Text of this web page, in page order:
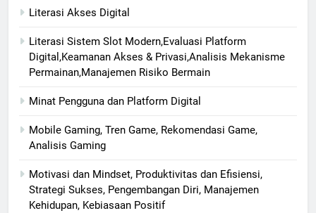
Literasi Akses Digital
Literasi Sistem Slot Modern,Evaluasi Platform
Digital,Keamanan Akses & Privasi,Analisis Mekanisme
Permainan,Manajemen Risiko Bermain
Minat Pengguna dan Platform Digital
Mobile Gaming, Tren Game, Rekomendasi Game,
Analisis Gaming
Motivasi dan Mindset, Produktivitas dan Efisiensi,
Strategi Sukses, Pengembangan Diri, Manajemen
Kehidupan, Kebiasaan Positif